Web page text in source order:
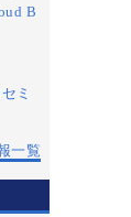
B
ミ
一覧